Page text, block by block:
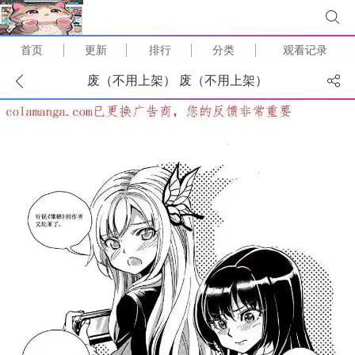
首页 更新 排行 分类 观看记录
废（不用上架） 废（不用上架）
(1/ )